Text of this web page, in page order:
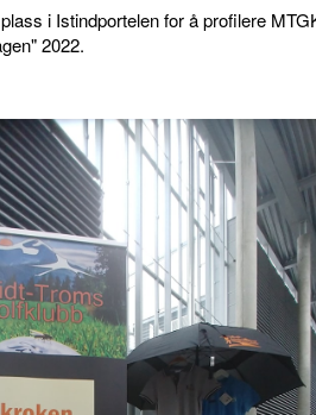
i Istindportelen for å profilere
2022.